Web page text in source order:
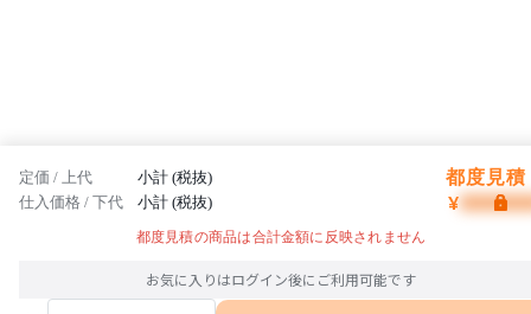
定価 / 上代 小計 (税抜) 都度見積
仕入価格 / 下代 小計 (税抜) ¥
都度見積の商品は合計金額に反映されません
お気に入りはログイン後にご利用可能です